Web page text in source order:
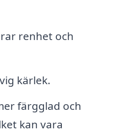
renhet och
kärlek.
färgglad och
kan vara